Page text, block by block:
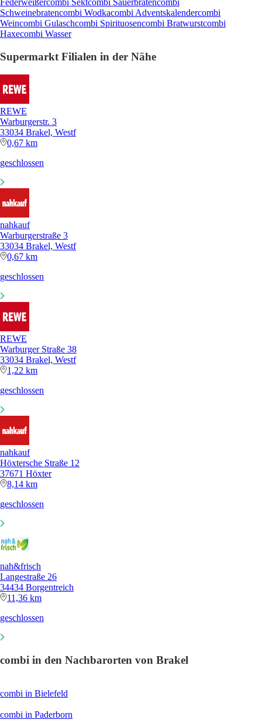
Federweißercombi Sektcombi Sauerbratencombi
Schweinebratencombi Wodkacombi Adventskalendercombi
Weincombi Gulaschcombi Spirituosencombi Bratwurstcombi
Haxecombi Wasser
Supermarkt Filialen in der Nähe
REWE
Warburgerstr. 3
33034 Brakel, Westf
0,67 km
geschlossen
nahkauf
Warburgerstraße 3
33034 Brakel, Westf
0,67 km
geschlossen
REWE
Warburger Straße 38
33034 Brakel, Westf
1,22 km
geschlossen
nahkauf
Höxtersche Straße 12
37671 Höxter
8,14 km
geschlossen
nah&frisch
Langestraße 26
34434 Borgentreich
11,36 km
geschlossen
combi in den Nachbarorten von Brakel
combi in Bielefeld
combi in Paderborn